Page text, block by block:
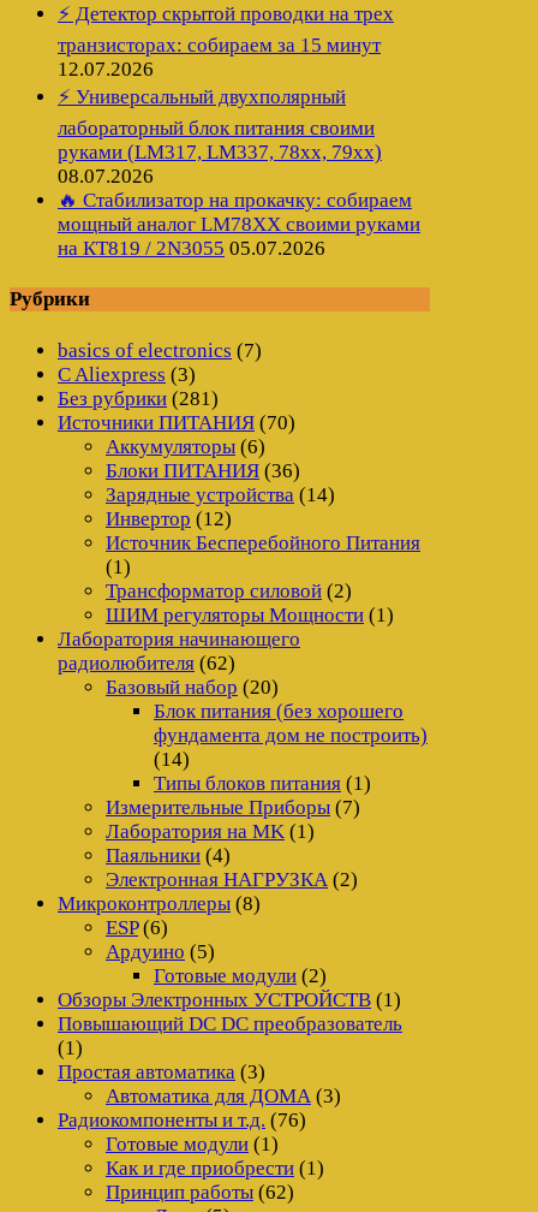
⚡ Детектор скрытой проводки на трех
транзисторах: собираем за 15 минут
12.07.2026
⚡ Универсальный двухполярный
лабораторный блок питания своими
руками (LM317, LM337, 78xx, 79xx)
08.07.2026
🔥 Стабилизатор на прокачку: собираем
мощный аналог LM78XX своими руками
на КТ819 / 2N3055 05.07.2026
Рубрики
basics of electronics (7)
C Aliexpress (3)
Без рубрики (281)
Источники ПИТАНИЯ (70)
Аккумуляторы (6)
Блоки ПИТАНИЯ (36)
Зарядные устройства (14)
Инвертор (12)
Источник Бесперебойного Питания
(1)
Трансформатор силовой (2)
ШИМ регуляторы Мощности (1)
Лаборатория начинающего
радиолюбителя (62)
Базовый набор (20)
Блок питания (без хорошего
фундамента дом не построить)
(14)
Типы блоков питания (1)
Измерительные Приборы (7)
Лаборатория на MK (1)
Паяльники (4)
Электронная НАГРУЗКА (2)
Микроконтроллеры (8)
ESP(6)
Ардуино (5)
Готовые модули (2)
Обзоры Электронных УСТРОЙСТВ (1)
Повышающий DC DC преобразователь
(1)
Простая автоматика (3)
Автоматика для ДОМА (3)
Радиокомпоненты и т.д. (76)
Готовые модули (1)
Как и где приобрести (1)
Принцип работы (62)